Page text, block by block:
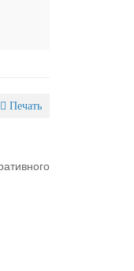
Печать